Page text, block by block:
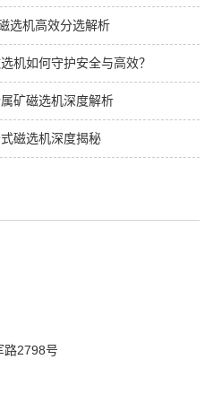
选机高效分选解析
机如何守护安全与高效？
矿磁选机深度解析
磁选机深度揭秘
路2798号